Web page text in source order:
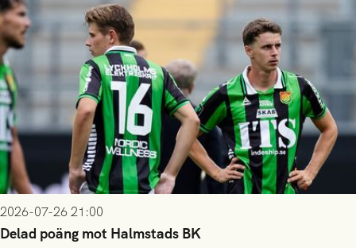
2026-07-26 21:00
Delad poäng mot Halmstads BK